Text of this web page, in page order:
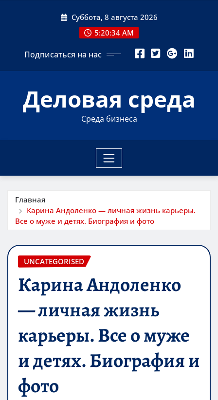
Суббота, 8 августа 2026
5:20:35 AM
Подписаться на нас
Деловая среда
Среда бизнеса
Главная
Карина Андоленко — личная жизнь карьеры.
Все о муже и детях. Биография и фото
UNCATEGORISED
Карина Андоленко
— личная жизнь
карьеры. Все о муже
и детях. Биография и
фото